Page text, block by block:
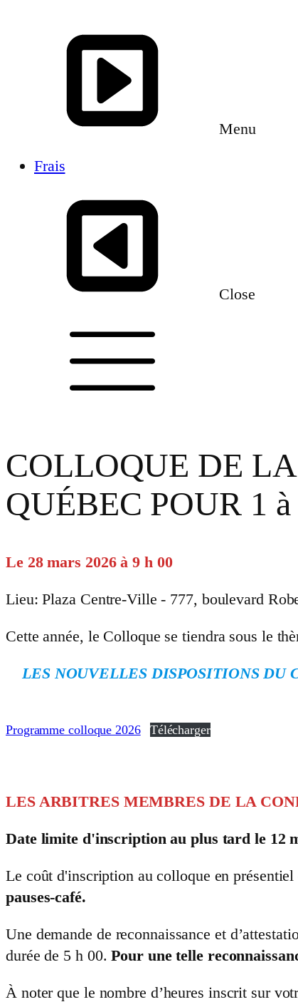
Menu
Frais
Close
COLLOQUE DE
QUÉBEC POUR 1
Le 28 mars 2026 à 9 h 00
Lieu: Plaza Centre-Ville - 777, boulevard
Cette année, le Colloque se tiendra sous le
LES NOUVELLES DISPOSITIONS DU
Programme colloque 2026 Télécharger
LES ARBITRES MEMBRES DE LA
Date limite d'inscription au plus tard le 12
Le coût d'inscription au colloque en présentiel
pauses-café.
Une demande de reconnaissance et
durée de 5 h 00.Pour une telle
À noter que le nombre d’heures inscrit sur